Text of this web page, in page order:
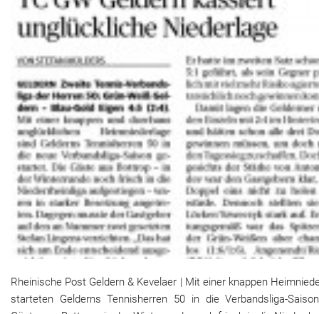
Rheinische Post Geldern & Kevelaer | Mit einer knappen
starteten Gelderns Tennisherren 50 in die Verbandsliga-